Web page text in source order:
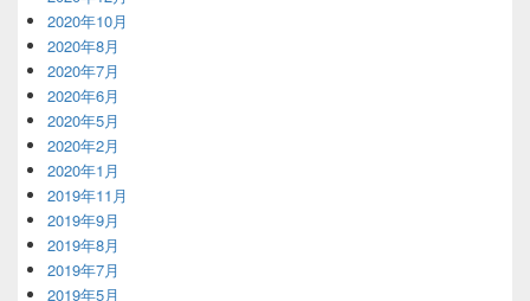
2020年10月
2020年8月
2020年7月
2020年6月
2020年5月
2020年2月
2020年1月
2019年11月
2019年9月
2019年8月
2019年7月
2019年5月